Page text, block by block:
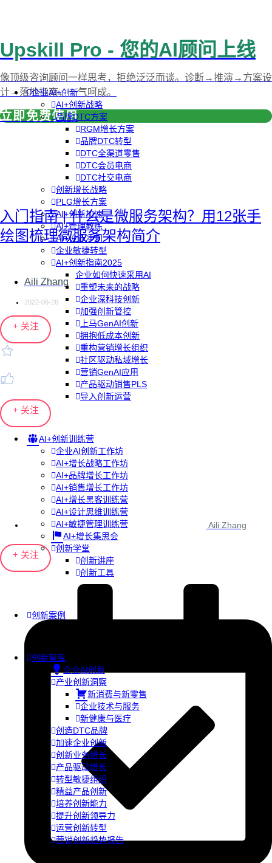
企业AI+创新
AI+创新战略
品牌DTC方案
RGM增长方案
品牌DTC转型
DTC全渠道零售
DTC会员电商
DTC社交电商
创新增长战略
PLG增长方案
AI+创新加速
AI+管理教练
AI+设计冲刺
企业敏捷转型
AI+创新指南2025
企业如何快速采用AI
重塑未来的战略
企业深科技创新
加强创新管控
上马GenAI创新
拥抱低成本创新
重构营销增长组织
社区驱动私域增长
营销GenAI应用
产品驱动销售PLS
导入创新运营
AI+创新训练营
企业AI创新工作坊
AI+增长战略工作坊
AI+品牌增长工作坊
AI+销售增长工作坊
AI+增长黑客训练营
AI+设计思维训练营
AI+敏捷管理训练营
AI+增长集思会
创新学堂
创新讲座
创新工具
创新案例
创新智库
企业AI创新
产业创新洞察
新消费与新零售
企业技术与服务
新健康与医疗
创造DTC品牌
加速企业创新
创新业务增长
产品驱动增长
转型敏捷组织
精益产品创新
培养创新能力
提升创新领导力
运营创新转型
营销创新趋势报告
Upskill Pro - 您的AI顾问上线
像顶级咨询顾问一样思考，拒绝泛泛而谈。诊断→推演→方案设
计→落地指南，一气呵成。
立即免费使用
入门指南 | 什么是微服务架构？用12张手
绘图梳理微服务架构简介
Aili Zhang
2022-06-26
+ 关注
+ 关注
Aili Zhang
+ 关注